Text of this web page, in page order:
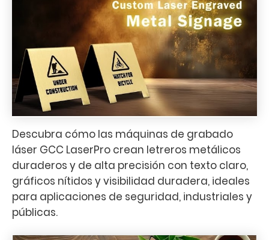
Descubra cómo las máquinas de grabado
láser GCC LaserPro crean letreros metálicos
duraderos y de alta precisión con texto claro,
gráficos nítidos y visibilidad duradera, ideales
para aplicaciones de seguridad, industriales y
públicas.